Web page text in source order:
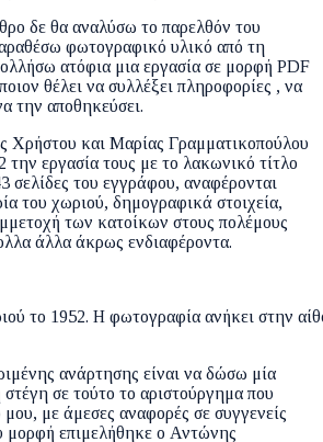
δε θα αναλύσω το παρελθόν του
φωτογραφικό υλικό από τη
ατόφια μια εργασία σε μορφή PDF
θέλει να συλλέξει πληροφορίες , να
την αποθηκεύσει.
Χρήστου και Μαρίας Γραμματικοπούλου
την εργασία τους με το λακωνικό τίτλο
σελίδες του εγγράφου, αναφέρονται
του χωριού, δημογραφικά στοιχεία,
των κατοίκων στους πολέμους
άλλα άκρως ενδιαφέροντα.
το 1952. Η φωτογραφία ανήκει στην
ανάρτησης είναι να δώσω μία
στέγη σε τούτο το αριστούργημα που
με άμεσες αναφορές σε συγγενείς
μορφή επιμελήθηκε ο Αντώνης